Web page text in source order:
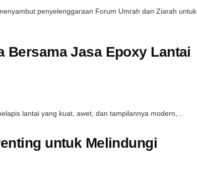
penyelenggaraan Forum Umrah dan Ziarah untuk
Bersama Jasa Epoxy Lantai
lantai yang kuat, awet, dan tampilannya modern,...
untuk Melindungi